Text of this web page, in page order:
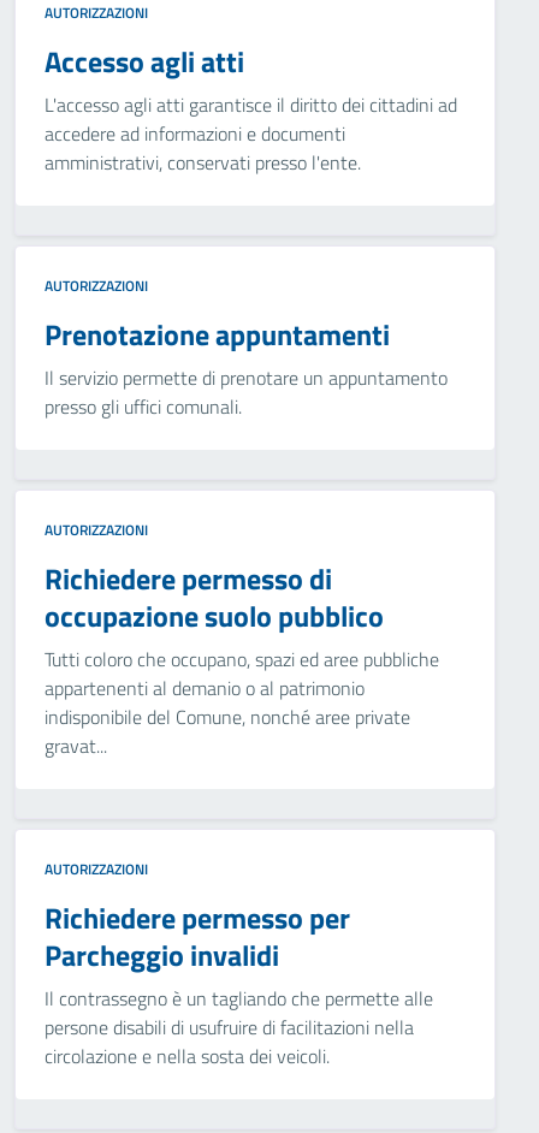
AUTORIZZAZIONI
Accesso agli atti
L'accesso agli atti garantisce il diritto dei cittadini ad
accedere ad informazioni e documenti
amministrativi, conservati presso l'ente.
AUTORIZZAZIONI
Prenotazione appuntamenti
Il servizio permette di prenotare un appuntamento
presso gli uffici comunali.
AUTORIZZAZIONI
Richiedere permesso di
occupazione suolo pubblico
Tutti coloro che occupano, spazi ed aree pubbliche
appartenenti al demanio o al patrimonio
indisponibile del Comune, nonché aree private
gravat...
AUTORIZZAZIONI
Richiedere permesso per
Parcheggio invalidi
Il contrassegno è un tagliando che permette alle
persone disabili di usufruire di facilitazioni nella
circolazione e nella sosta dei veicoli.